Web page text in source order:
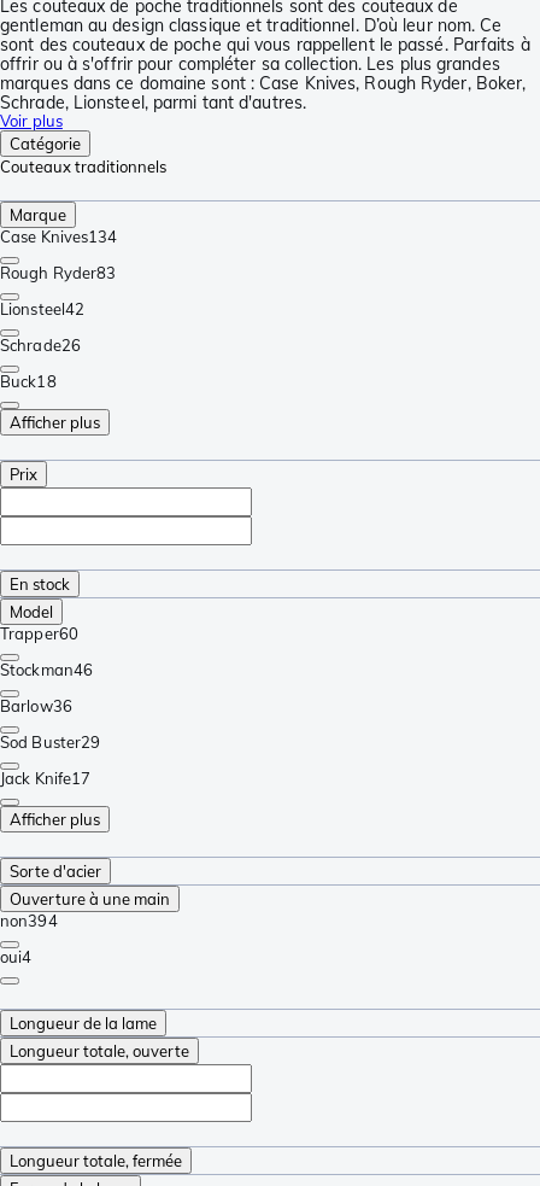
Les couteaux de poche traditionnels sont des couteaux de
gentleman au design classique et traditionnel. D’où leur nom. Ce
sont des couteaux de poche qui vous rappellent le passé. Parfaits à
offrir ou à s'offrir pour compléter sa collection. Les plus grandes
marques dans ce domaine sont : Case Knives, Rough Ryder, Boker,
Schrade, Lionsteel, parmi tant d'autres.
Voir plus
Catégorie
Couteaux traditionnels
Marque
Case Knives134
Rough Ryder83
Lionsteel42
Schrade26
Buck18
Afficher plus
Prix
En stock
Model
Trapper60
Stockman46
Barlow36
Sod Buster29
Jack Knife17
Afficher plus
Sorte d'acier
Ouverture à une main
non394
oui4
Longueur de la lame
Longueur totale, ouverte
Longueur totale, fermée